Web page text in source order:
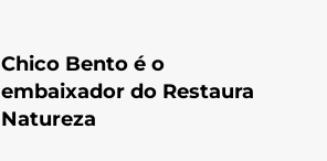
Chico Bento é o
embaixador do Restaura
Natureza